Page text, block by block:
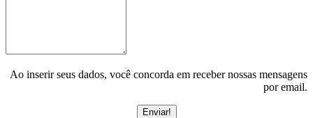
Ao inserir seus dados, você concorda em receber nossas mensagens
por email.